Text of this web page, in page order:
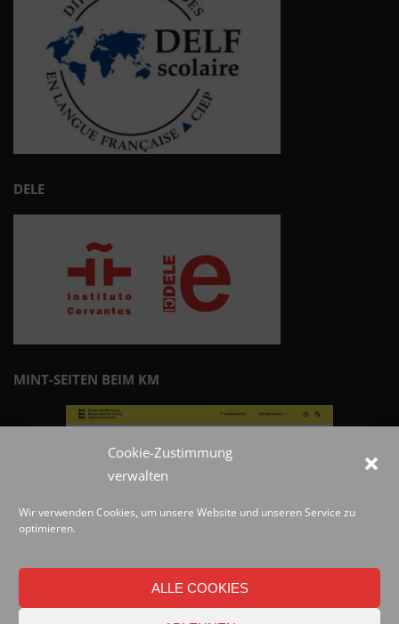
Cookie-Zustimmung
verwalten
Wir verwenden Cookies, um unsere Website und unseren Service zu
optimieren.
ALLE COOKIES
DELE
MINT-SEITEN BEIM KM